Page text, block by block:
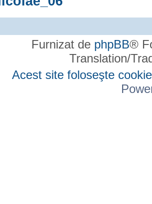
Furnizat de phpBB®
Translation/
Acest site foloseşte